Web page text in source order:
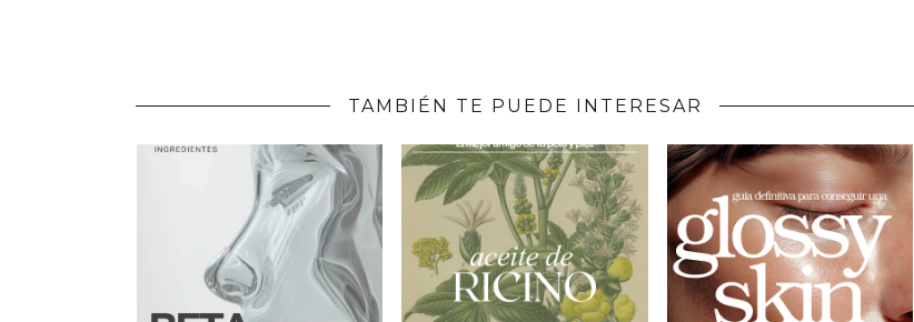
TAMBIÉN TE PUEDE INTERESAR